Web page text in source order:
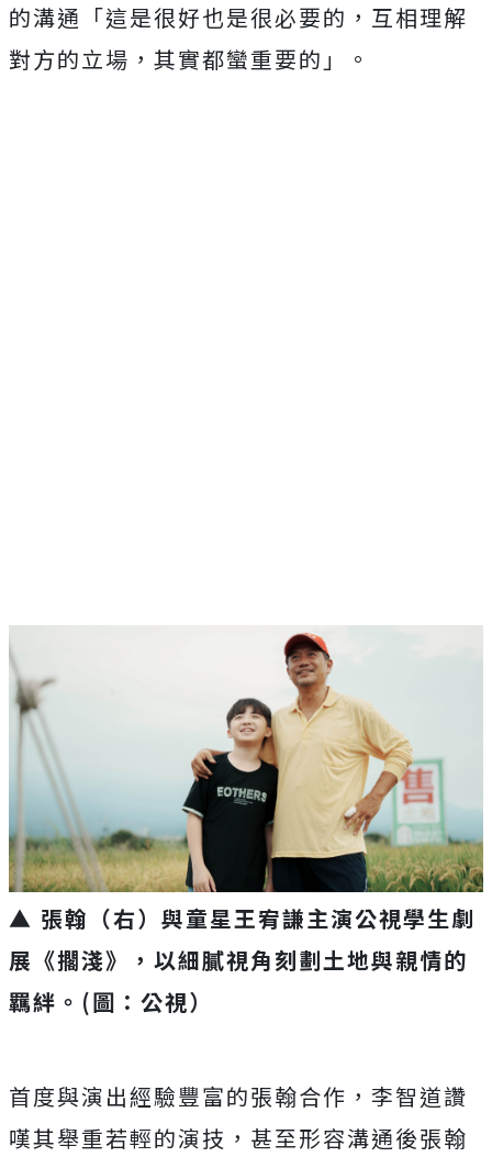
的溝通「這是很好也是很必要的， 互相理解
對方的立場，其實都蠻重要的」。
▲ 張翰（右）與童星王宥謙主演公視學生劇
展《擱淺》，以細膩視角刻劃土地與親情的
羈絆。(圖：公視）
首度與演出經驗豐富的張翰合作，李智道讚
嘆其舉重若輕的演技， 甚至形容溝通後張翰